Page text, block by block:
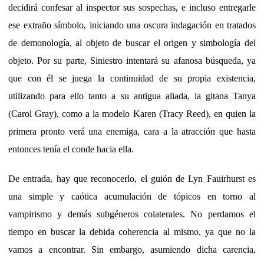
decidirá confesar al inspector sus sospechas, e incluso entregarle
ese extraño símbolo, iniciando una oscura indagación en tratados
de demonología, al objeto de buscar el origen y simbología del
objeto. Por su parte, Siniestro intentará su afanosa búsqueda, ya
que con él se juega la continuidad de su propia existencia,
utilizando para ello tanto a su antigua aliada, la gitana Tanya
(Carol Gray), como a la modelo Karen (Tracy Reed), en quien la
primera pronto verá una enemiga, cara a la atracción que hasta
entonces tenía el conde hacia ella.
De entrada, hay que reconocerlo, el guión de Lyn Fauirhurst es
una simple y caótica acumulación de tópicos en torno al
vampirismo y demás subgéneros colaterales. No perdamos el
tiempo en buscar la debida coherencia al mismo, ya que no la
vamos a encontrar. Sin embargo, asumiendo dicha carencia,